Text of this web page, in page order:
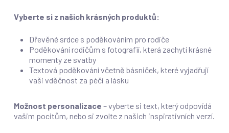
Vyberte si z našich krásných produktů:
Dřevěné srdce s poděkováním pro rodiče
Poděkování rodičům s fotografií, která zachytí krásné
momenty ze svatby
Textová poděkování včetně básniček, které vyjadřují
vaši vděčnost za péči a lásku
Možnost personalizace – vyberte si text, který odpovídá
vašim pocitům, nebo si zvolte z našich inspirativních verzí.